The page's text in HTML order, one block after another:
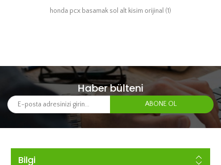
honda pcx basamak sol alt kisim orijinal (1)
Haber bülteni
Bilgi